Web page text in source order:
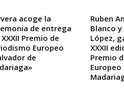
acoge la
de entrega
Premio de
Europeo
de
Ruben
Blanco
López,
XXXII
Premio
Europeo